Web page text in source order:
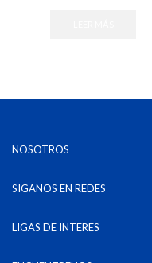
NOSOTROS
SIGANOS EN REDES
LIGAS DE INTERES